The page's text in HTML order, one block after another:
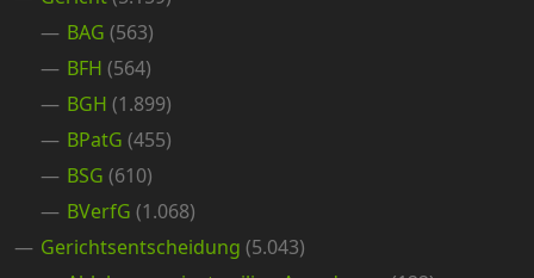
BAG (563)
BFH (564)
BGH (1.899)
BPatG (455)
BSG (610)
BVerfG (1.068)
Gerichtsentscheidung (5.043)